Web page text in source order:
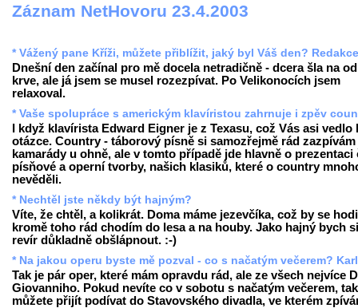
Záznam NetHovoru 23.4.2003
* Vážený pane Kříži, můžete přiblížit, jaký byl Váš den? Redakce
Dnešní den začínal pro mě docela netradičně - dcera šla na
krve, ale já jsem se musel rozezpívat. Po Velikonocích jsem
relaxoval.
* Vaše spolupráce s americkým klavíristou zahrnuje i zpěv
I když klavírista Edward Eigner je z Texasu, což Vás asi vedlo
otázce. Country - táborový písně si samozřejmě rád zazpívám
kamarády u ohně, ale v tomto případě jde hlavně o prezentaci
písňové a operní tvorby, našich klasiků, které o country
nevěděli.
* Nechtěl jste někdy být hajným?
Víte, že chtěl, a kolikrát. Doma máme jezevčíka, což by se
kromě toho rád chodím do lesa a na houby. Jako hajný bych
revír důkladně obšlápnout. :-)
* Na jakou operu byste mě pozval - co s načatým večerem?
Tak je pár oper, které mám opravdu rád, ale ze všech nejvíce
Giovanniho. Pokud nevíte co v sobotu s načatým večerem,
můžete přijít podívat do Stavovského divadla, ve kterém